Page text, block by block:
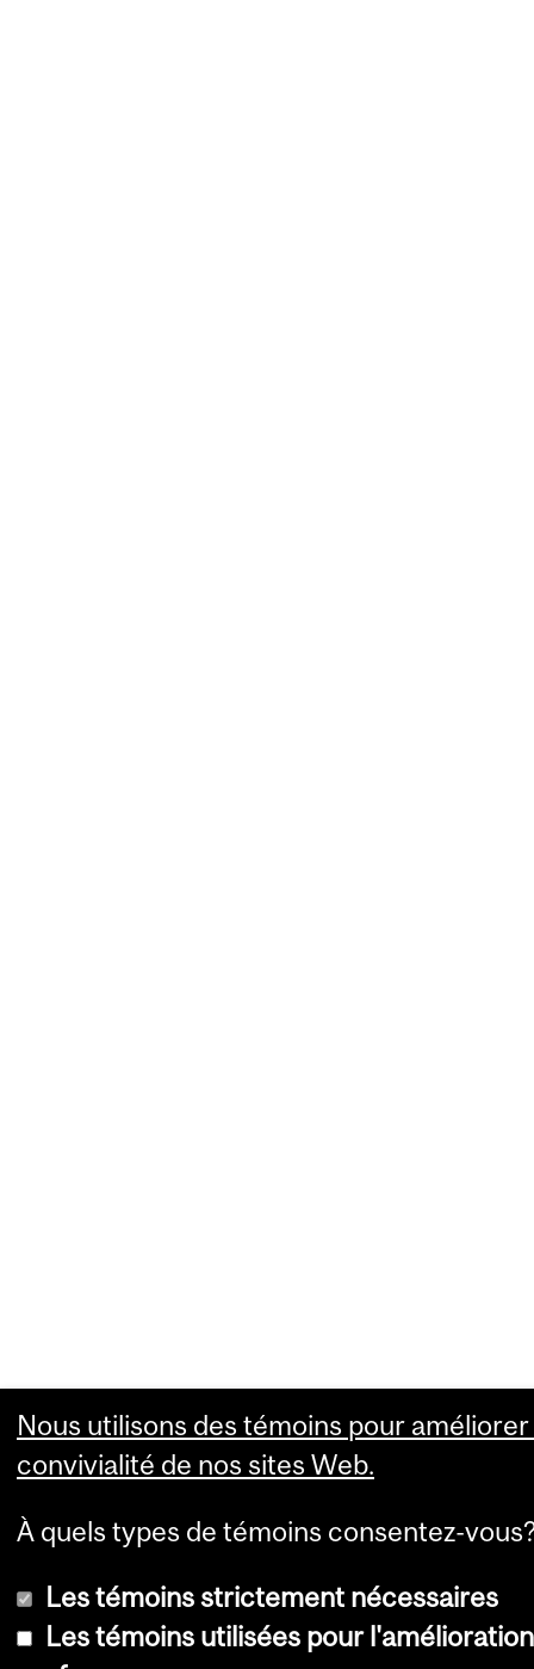
Nous utilisons des témoins pour améliorer
convivialité de nos sites Web.
À quels types de témoins consentez-
Les témoins strictement nécessaires
Les témoins utilisées pour